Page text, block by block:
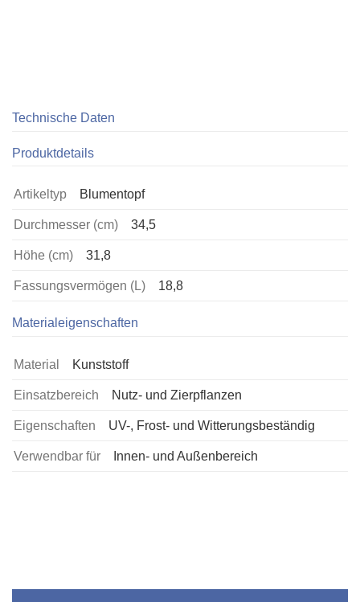
Technische Daten
Produktdetails
Artikeltyp Blumentopf
Durchmesser (cm) 34,5
Höhe (cm) 31,8
Fassungsvermögen (L) 18,8
Materialeigenschaften
Material Kunststoff
Einsatzbereich Nutz- und Zierpflanzen
Eigenschaften UV-, Frost- und Witterungsbeständig
Verwendbar für Innen- und Außenbereich